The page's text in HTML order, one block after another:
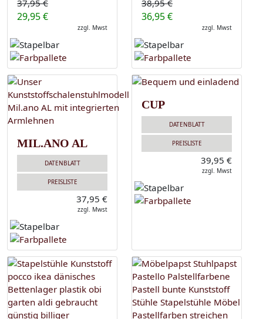
37,95 €
29,95 €
zzgl. Mwst
38,95 €
36,95 €
zzgl. Mwst
MIL.ANO AL
DATENBLATT
PREISLISTE
37,95 €
zzgl. Mwst
CUP
DATENBLATT
PREISLISTE
39,95 €
zzgl. Mwst